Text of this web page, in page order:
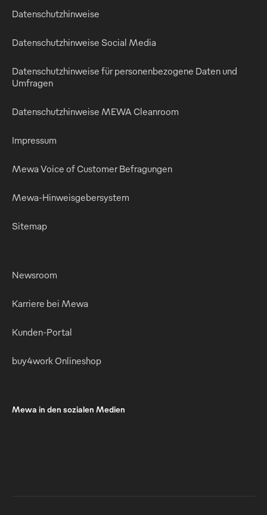
Datenschutzhinweise
Datenschutzhinweise Social Media
Datenschutzhinweise für personenbezogene Daten und
Umfragen
Datenschutzhinweise MEWA Cleanroom
Impressum
Mewa Voice of Customer Befragungen
Mewa-Hinweisgebersystem
Sitemap
Newsroom
Karriere bei Mewa
Kunden-Portal
buy4work Onlineshop
Mewa in den sozialen Medien